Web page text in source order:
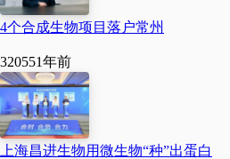
4个合成生物项目落户常州
320551年前
上海昌进生物用微生物“种”出蛋白